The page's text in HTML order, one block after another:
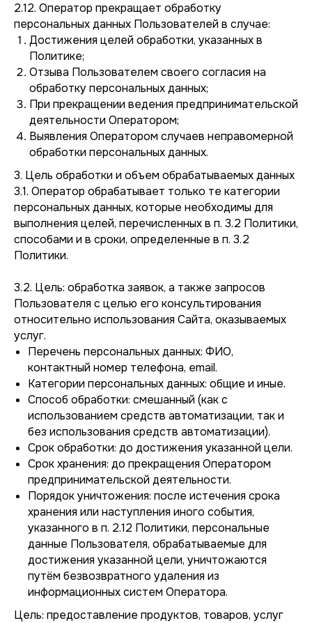
2.12. Оператор прекращает обработку
персональных данных Пользователей в случае:
Достижения целей обработки, указанных в
Политике;
Отзыва Пользователем своего согласия на
обработку персональных данных;
При прекращении ведения предпринимательской
деятельности Оператором;
Выявления Оператором случаев неправомерной
обработки персональных данных.
3. Цель обработки и объем обрабатываемых данных
3.1. Оператор обрабатывает только те категории
персональных данных, которые необходимы для
выполнения целей, перечисленных в п. 3.2 Политики,
способами и в сроки, определенные в п. 3.2
Политики.
3.2. Цель: обработка заявок, а также запросов
Пользователя с целью его консультирования
относительно использования Сайта, оказываемых
услуг.
Перечень персональных данных: ФИО,
контактный номер телефона, email.
Категории персональных данных: общие и иные.
Способ обработки: смешанный (как с
использованием средств автоматизации, так и
без использования средств автоматизации).
Срок обработки: до достижения указанной цели.
Срок хранения: до прекращения Оператором
предпринимательской деятельности.
Порядок уничтожения: после истечения срока
хранения или наступления иного события,
указанного в п. 2.12 Политики, персональные
данные Пользователя, обрабатываемые для
достижения указанной цели, уничтожаются
путём безвозвратного удаления из
информационных систем Оператора.
Цель: предоставление продуктов, товаров, услуг